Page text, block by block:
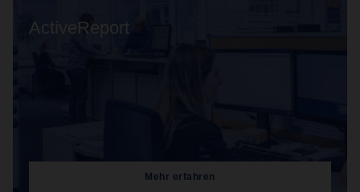
ActiveReport
Mehr erfahren